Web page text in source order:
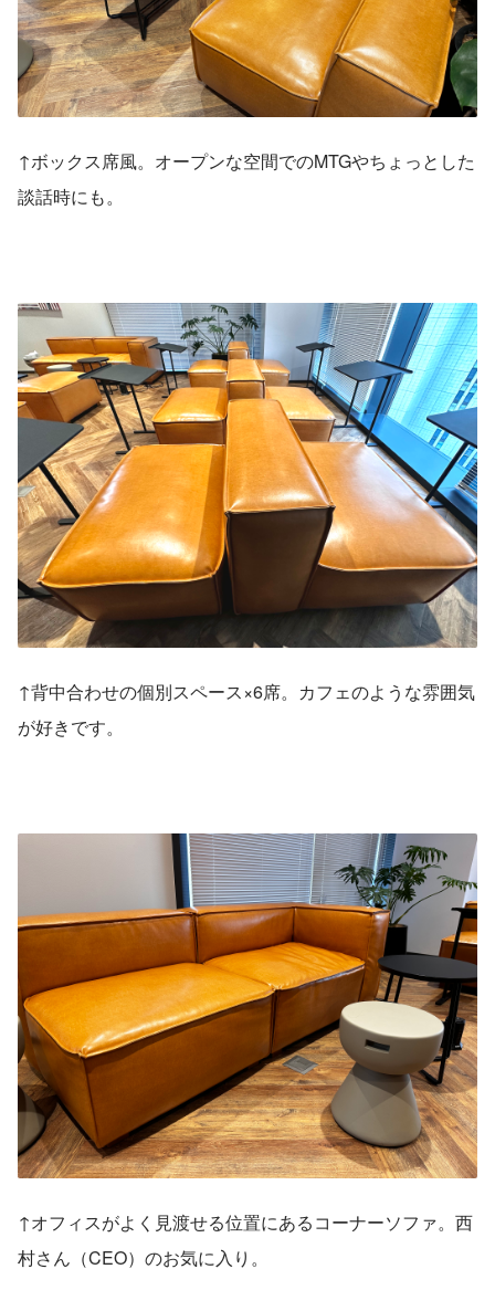
↑ボックス席風。オープンな空間でのMTGやちょっとした
談話時にも。
↑背中合わせの個別スペース×6席。カフェのような雰囲気
が好きです。
↑オフィスがよく見渡せる位置にあるコーナーソファ。西
村さん（CEO）のお気に入り。